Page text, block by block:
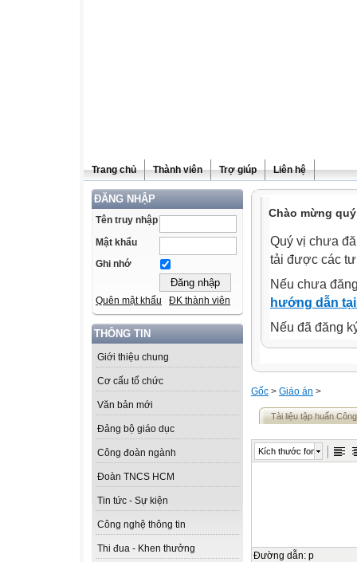
Trang chủ Thành viên Trợ giúp Liên hệ
ĐĂNG NHẬP
Tên truy nhập
Mật khẩu
Ghi nhớ
Quên mật khẩu ĐK thành viên
THÔNG TIN
Giới thiệu chung
Cơ cấu tổ chức
Văn bản mới
Đảng bộ giáo dục
Công đoàn ngành
Đoàn TNCS HCM
Tin tức - Sự kiện
Công nghệ thông tin
Thi đua - Khen thưởng
Chào mừng
Quý vị chưa
tải được các
Nếu chưa
hướng dẫn
Nếu đã đăng
Gốc > Giáo án >
Tài liệu tập huấn
Kích thước font
Đường dẫn: p